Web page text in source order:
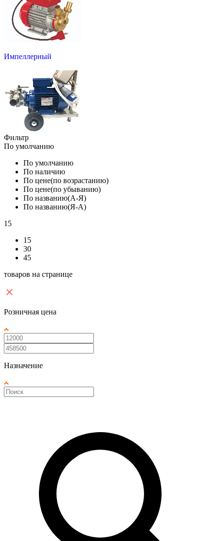
Импеллерный
Фильтр
По умолчанию
По умолчанию
По наличию
По цене(по возрастанию)
По цене(по убыванию)
По названию(А-Я)
По названию(Я-А)
15
15
30
45
товаров на странице
Розничная цена
Назначение